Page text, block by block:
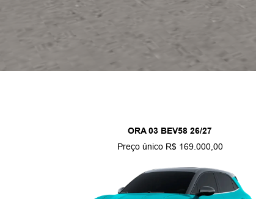
ORA 03 BEV58 26/27
Preço único R$ 169.000,00